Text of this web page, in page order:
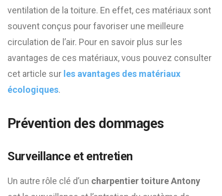
ventilation de la toiture. En effet, ces matériaux sont
souvent conçus pour favoriser une meilleure
circulation de l’air. Pour en savoir plus sur les
avantages de ces matériaux, vous pouvez consulter
cet article sur les avantages des matériaux
écologiques.
Prévention des dommages
Surveillance et entretien
Un autre rôle clé d’un charpentier toiture Antony